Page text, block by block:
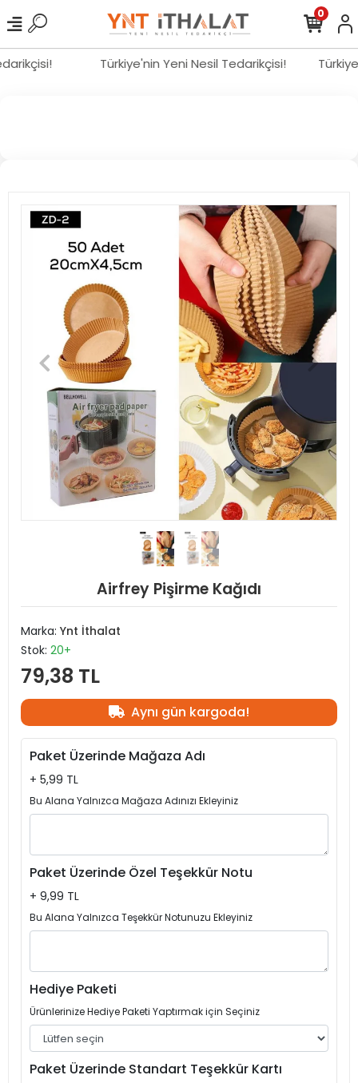
Türkiye'nin Yeni Nesil Tedarikçisi!
0
Airfrey Pişirme Kağıdı
Marka: Ynt İthalat
Stok: 20+
79,38 TL
Aynı gün kargoda!
Paket Üzerinde Mağaza Adı
+ 5,99 TL
Bu Alana Yalnızca Mağaza Adınızı Ekleyiniz
Paket Üzerinde Özel Teşekkür Notu
+ 9,99 TL
Bu Alana Yalnızca Teşekkür Notunuzu Ekleyiniz
Hediye Paketi
Ürünlerinize Hediye Paketi Yaptırmak için Seçiniz
Paket Üzerinde Standart Teşekkür Kartı